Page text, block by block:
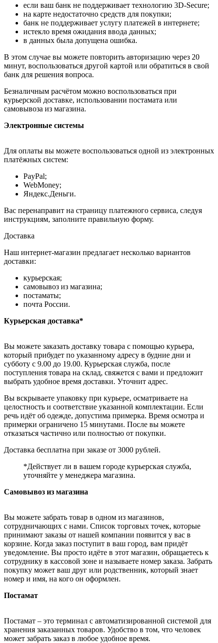
если ваш банк не поддерживает технологию 3D-Secure;
на карте недостаточно средств для покупки;
банк не поддерживает услугу платежей в интернете;
истекло время ожидания ввода данных;
в данных была допущена ошибка.
В этом случае вы можете повторить авторизацию через 20
минут, воспользоваться другой картой или обратиться в свой
банк для решения вопроса.
Безналичным расчётом можно воспользоваться при
курьерской доставке, использовании постамата или
самовывоза из магазина.
Электронные системы
Для оплаты вы можете воспользоваться одной из электронных
платёжных систем:
PayPal;
WebMoney;
Яндекс.Деньги.
Вас перенаправит на страницу платежного сервиса, следуя
инструкциям, заполните правильную форму.
Доставка
Наш интернет-магазин предлагает несколько вариантов
доставки:
курьерская;
самовывоз из магазина;
постаматы;
почта России.
Курьерская доставка*
Вы можете заказать доставку товара с помощью курьера,
который прибудет по указанному адресу в будние дни и
субботу с 9.00 до 19.00. Курьерская служба, после
поступления товара на склад, свяжется с вами и предложит
выбрать удобное время доставки. Уточнит адрес.
Вы вскрываете упаковку при курьере, осматриваете на
целостность и соответствие указанной комплектации. Если
речь идёт об одежде, допустима примерка. Время осмотра и
примерки ограничено 15 минутами. После вы можете
отказаться частично или полностью от покупки.
Доставка бесплатна при заказе от 3000 рублей.
*Действует ли в вашем городе курьерская служба,
уточняйте у менеджера магазина.
Самовывоз из магазина
Вы можете забрать товар в одном из магазинов,
сотрудничающих с нами. Список торговых точек, которые
принимают заказы от нашей компании появится у вас в
корзине. Когда заказ поступит в ваш город, вам придёт
уведомление. Вы просто идёте в этот магазин, обращаетесь к
сотруднику в кассовой зоне и называете номер заказа. Забрать
покупку может ваш друг или родственник, который знает
номер и имя, на кого он оформлен.
Постамат
Постамат – это терминал с автоматизированной системой для
хранения заказанных товаров. Удобство в том, что человек
может забрать заказ в любое удобное время.